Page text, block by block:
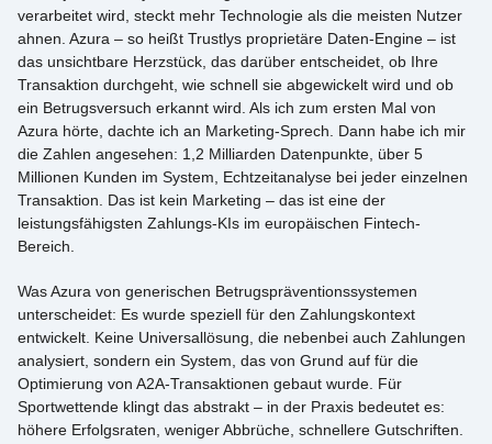
verarbeitet wird, steckt mehr Technologie als die meisten Nutzer
ahnen. Azura – so heißt Trustlys proprietäre Daten-Engine – ist
das unsichtbare Herzstück, das darüber entscheidet, ob Ihre
Transaktion durchgeht, wie schnell sie abgewickelt wird und ob
ein Betrugsversuch erkannt wird. Als ich zum ersten Mal von
Azura hörte, dachte ich an Marketing-Sprech. Dann habe ich mir
die Zahlen angesehen: 1,2 Milliarden Datenpunkte, über 5
Millionen Kunden im System, Echtzeitanalyse bei jeder einzelnen
Transaktion. Das ist kein Marketing – das ist eine der
leistungsfähigsten Zahlungs-KIs im europäischen Fintech-
Bereich.
Was Azura von generischen Betrugspräventionssystemen
unterscheidet: Es wurde speziell für den Zahlungskontext
entwickelt. Keine Universallösung, die nebenbei auch Zahlungen
analysiert, sondern ein System, das von Grund auf für die
Optimierung von A2A-Transaktionen gebaut wurde. Für
Sportwettende klingt das abstrakt – in der Praxis bedeutet es:
höhere Erfolgsraten, weniger Abbrüche, schnellere Gutschriften.